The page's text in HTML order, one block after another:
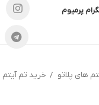
پرمیوم
های پلاتو خرید تم آیتم